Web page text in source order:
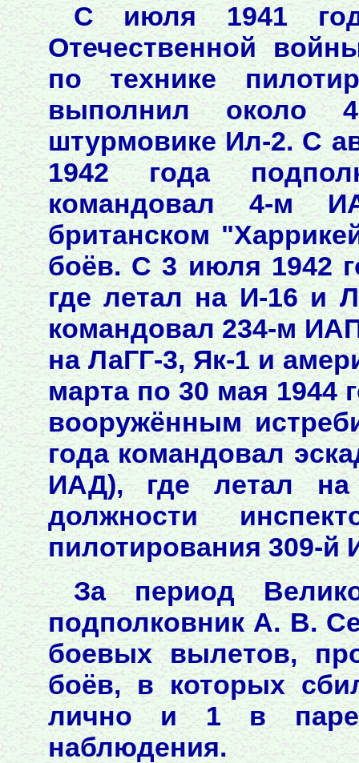
С июля 1941
Отечественной
по технике
выполнил около
штурмовике Ил-2. С
1942 года
командовал 4-м
британском
боёв. С 3 июля 1942
где летал на И-16 и
командовал 234-м
на ЛаГГ-3, Як-1 и
марта по 30 мая 1944
вооружённым
года командовал
ИАД), где летал
должности
пилотирования 309-й
За период
подполковник А. В.
боевых вылетов,
боёв, в которых
лично и 1 в паре,
наблюдения.